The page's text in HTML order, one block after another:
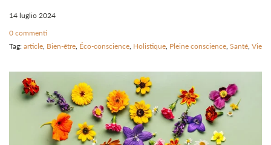
14 luglio 2024
0 commenti
Tag: article, Bien-être, Éco-conscience, Holistique, Pleine conscience, Santé, Vie